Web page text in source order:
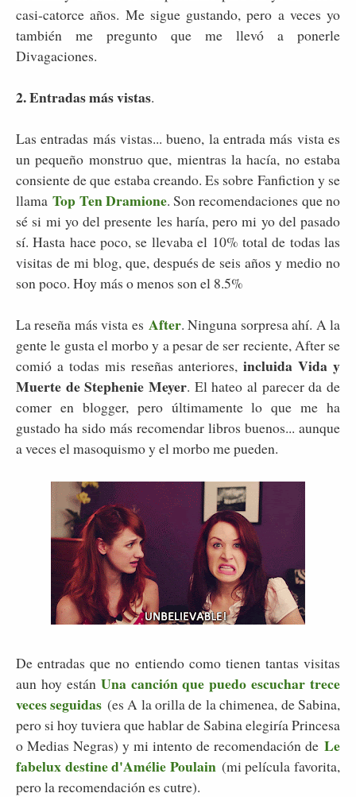
casi-catorce años. Me sigue gustando, pero a veces yo
también me pregunto que me llevó a ponerle
Divagaciones.
2. Entradas más vistas.
Las entradas más vistas... bueno, la entrada más vista es
un pequeño monstruo que, mientras la hacía, no estaba
consiente de que estaba creando. Es sobre Fanfiction y se
llamaTop Ten Dramione. Son recomendaciones que no
sé si mi yo del presente les haría, pero mi yo del pasado
sí. Hasta hace poco, se llevaba el 10% total de todas las
visitas de mi blog, que, después de seis años y medio no
son poco. Hoy más o menos son el 8.5%
La reseña más vista es After. Ninguna sorpresa ahí. A la
gente le gusta el morbo y a pesar de ser reciente, After se
comió a todas mis reseñas anteriores,incluida Vida y
Muerte de Stephenie Meyer. El hateo al parecer da de
comer en blogger, pero últimamente lo que me ha
gustado ha sido más recomendar libros buenos... aunque
a veces el masoquismo y el morbo me pueden.
De entradas que no entiendo como tienen tantas visitas
aun hoy están Una canción que puedo escuchar trece
veces seguidas (es A la orilla de la chimenea, de Sabina,
pero si hoy tuviera que hablar de Sabina elegiría Princesa
o Medias Negras) y mi intento de recomendación de Le
fabelux destine d'Amélie Poulain (mi película favorita,
pero la recomendación es cutre).